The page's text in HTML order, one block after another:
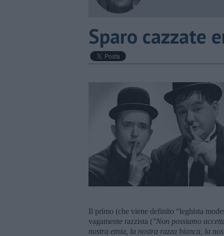
Sparo cazzate
Il primo (che viene definito “leghista
vagamente razzista ("Non possiamo
nostra etnia, la nostra razza bianca, la